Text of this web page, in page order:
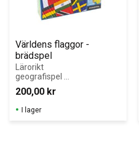
Världens flaggor -
brädspel
Lärorikt
geografispel
med flaggor,
länder och
huvudstäder
från hela
200,00 kr
I lager